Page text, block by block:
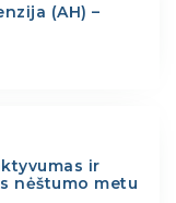
(AH) –
ir
nėštumo metu